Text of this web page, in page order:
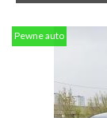
Pewne auto